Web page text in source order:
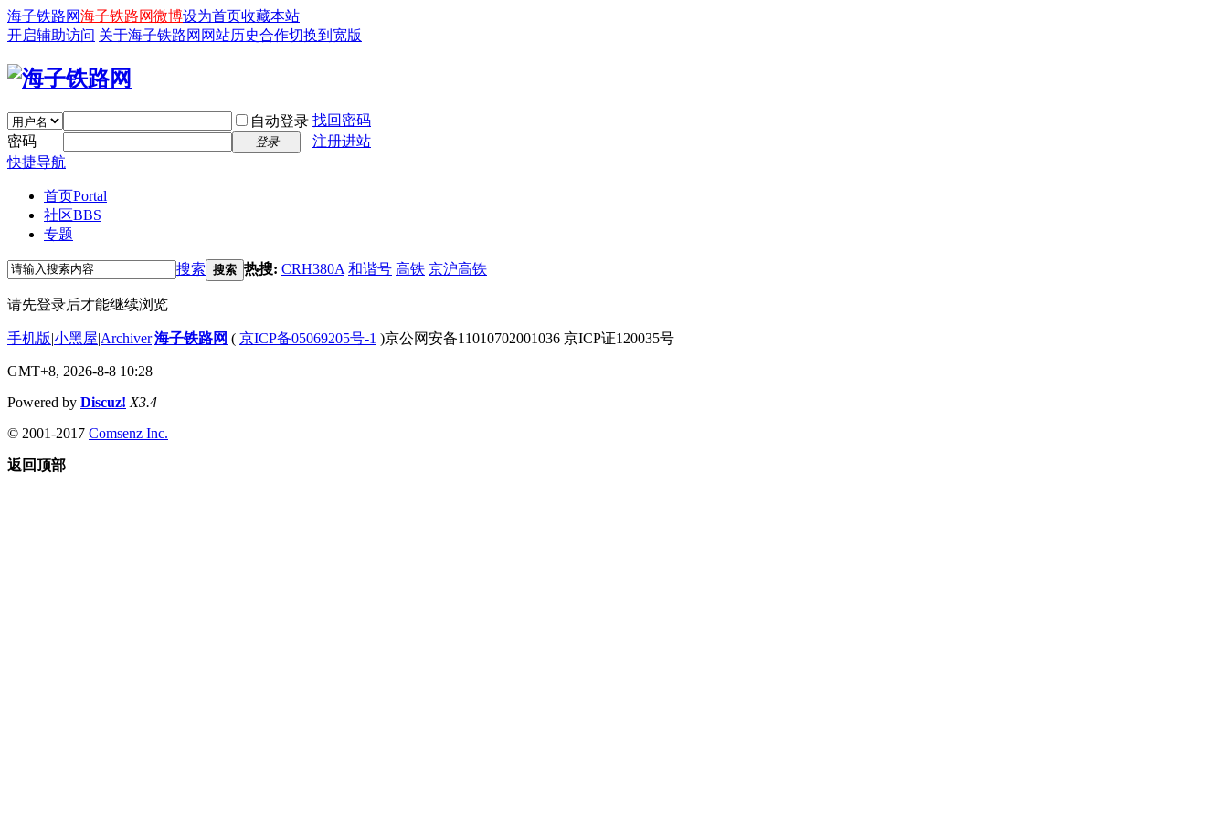
海子铁路网海子铁路网微博设为首页收藏本站
开启辅助访问 关于海子铁路网 网站历史合作切换到宽版
自动登录 找回密码
密码
登录
注册进站
快捷导航
首页Portal
社区BBS
专题
搜索 搜索 热搜: CRH380A 和谐号 高铁 京沪高铁
请先登录后才能继续浏览
手机版|小黑屋|Archiver|海子铁路网 ( 京ICP备05069205号-1 )京公网安备11010702001036 京ICP证120035号
GMT+8, 2026-8-8 10:28
Powered by Discuz! X3.4
© 2001-2017 Comsenz Inc.
返回顶部